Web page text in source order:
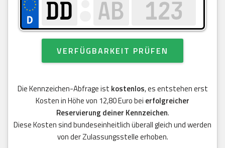
VERFÜGBARKEIT PRÜFEN
Die Kennzeichen-Abfrage ist kostenlos, es entstehen erst
Kosten in Höhe von 12,80 Euro bei erfolgreicher
Reservierung deiner Kennzeichen.
Diese Kosten sind bundeseinheitlich überall gleich und werden
von der Zulassungsstelle erhoben.